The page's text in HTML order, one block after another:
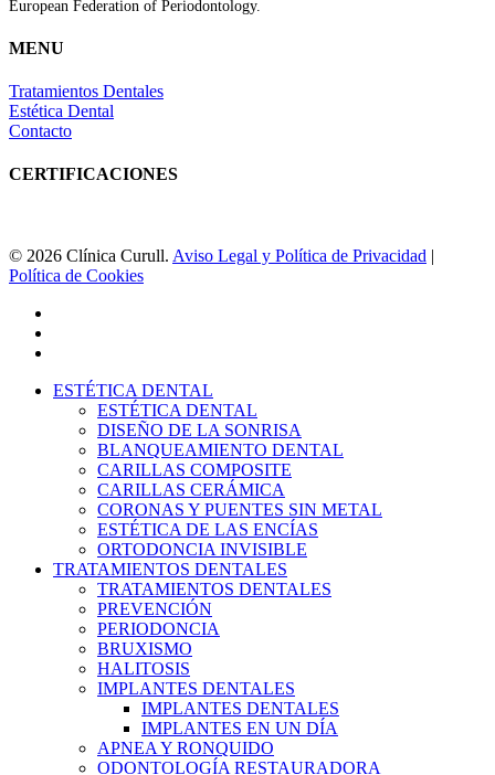
European Federation of Periodontology.
MENU
Tratamientos Dentales
Estética Dental
Contacto
CERTIFICACIONES
© 2026 Clínica Curull. Aviso Legal y Política de Privacidad |
Política de Cookies
Close
ESTÉTICA DENTAL
ESTÉTICA DENTAL
DISEÑO DE LA SONRISA
BLANQUEAMIENTO DENTAL
CARILLAS COMPOSITE
CARILLAS CERÁMICA
CORONAS Y PUENTES SIN METAL
ESTÉTICA DE LAS ENCÍAS
ORTODONCIA INVISIBLE
TRATAMIENTOS DENTALES
TRATAMIENTOS DENTALES
PREVENCIÓN
PERIODONCIA
BRUXISMO
HALITOSIS
IMPLANTES DENTALES
IMPLANTES DENTALES
IMPLANTES EN UN DÍA
APNEA Y RONQUIDO
ODONTOLOGÍA RESTAURADORA